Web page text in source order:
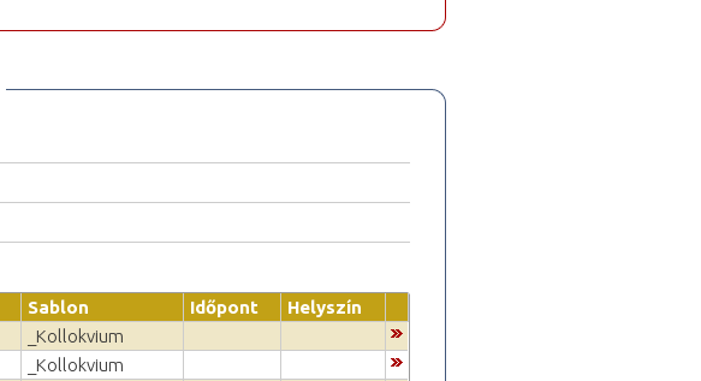
Sablon Időpont
Helyszín
_Kollokvium
_Kollokvium